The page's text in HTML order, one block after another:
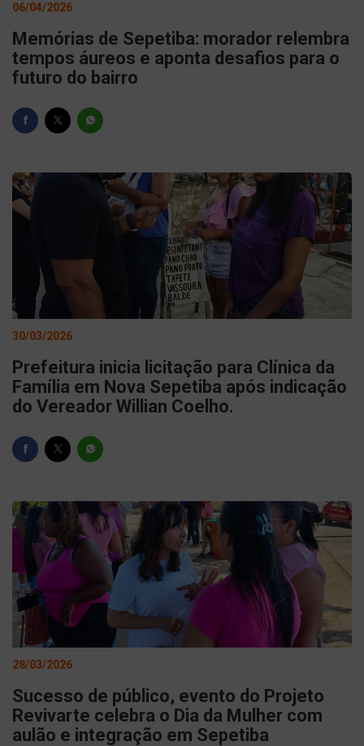
06/04/2026
Memórias de Sepetiba: morador relembra
tempos áureos e aponta desafios para o
futuro do bairro
30/03/2026
Prefeitura inicia licitação para Clínica da
Família em Nova Sepetiba após indicação
do Vereador Willian Coelho.
28/03/2026
Sucesso de público, evento do Projeto
Revivarte celebra o Dia da Mulher com
aulão e integração em Sepetiba